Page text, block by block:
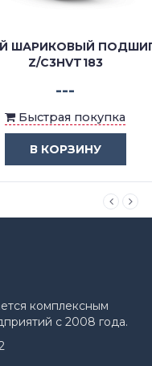
6000
комплексным
с 2008 года.